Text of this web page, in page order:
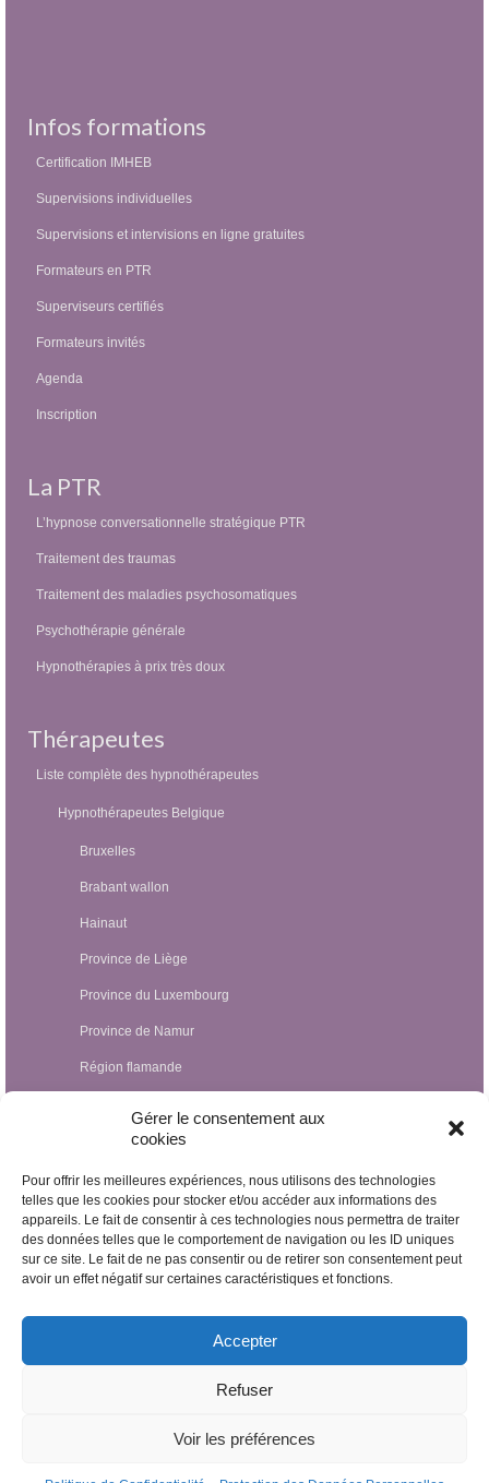
Gérer le consentement aux
cookies
Pour offrir les meilleures expériences, nous utilisons des technologies
telles que les cookies pour stocker et/ou accéder aux informations des
appareils. Le fait de consentir à ces technologies nous permettra de traiter
des données telles que le comportement de navigation ou les ID uniques
sur ce site. Le fait de ne pas consentir ou de retirer son consentement peut
avoir un effet négatif sur certaines caractéristiques et fonctions.
Accepter
Refuser
Voir les préférences
Infos formations
Certification IMHEB
Supervisions individuelles
Supervisions et intervisions en ligne gratuites
Formateurs en PTR
Superviseurs certifiés
Formateurs invités
Agenda
Inscription
La PTR
L’hypnose conversationnelle stratégique PTR
Traitement des traumas
Traitement des maladies psychosomatiques
Psychothérapie générale
Hypnothérapies à prix très doux
Thérapeutes
Liste complète des hypnothérapeutes
Hypnothérapeutes Belgique
Bruxelles
Brabant wallon
Hainaut
Province de Liège
Province du Luxembourg
Province de Namur
Région flamande
Hypnothérapeutes Luxembourg
Hypnothérapeutes France
Hypnothérapeutes Suisse
Hypnothérapeutes Pays-Bas
Hypnothérapeutes Espagne
Hypnothérapeutes Egypte
Hypnothérapeutes Nicaragua